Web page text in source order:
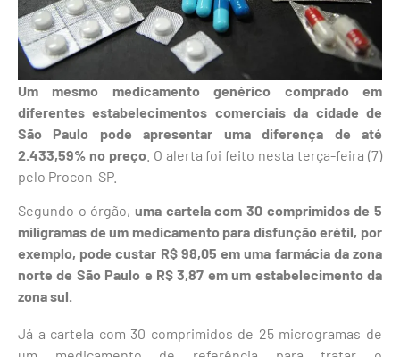
Um mesmo medicamento genérico comprado em
diferentes estabelecimentos comerciais da cidade de
São Paulo pode apresentar uma diferença de até
2.433,59% no preço. O alerta foi feito nesta terça-feira (7)
pelo Procon-SP.
Segundo o órgão, uma cartela com 30 comprimidos de 5
miligramas de um medicamento para disfunção erétil, por
exemplo, pode custar R$ 98,05 em uma farmácia da zona
norte de São Paulo e R$ 3,87 em um estabelecimento da
zona sul.
Já a cartela com 30 comprimidos de 25 microgramas de